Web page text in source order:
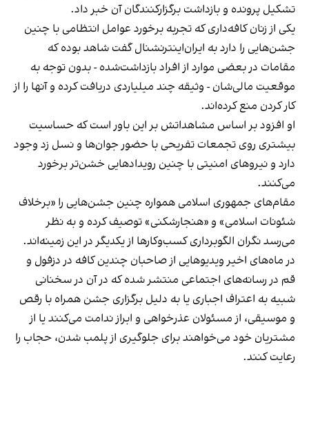
تشکیل پرونده و بازداشت برگزارکنندگان آن خبر داد.
یکی از زنان کافه‌داری که تجربه برخورد عوامل انتظامی با چنین
جشن‌هایی را دارد به ایران‌اینترنشنال گفت شاهد بوده که
مقامات در بعضی موارد از افراد بازداشت‌‌شده - بدون توجه به
موقعیت مالی‌شان - وثیقه چند میلیاردی دریافت کرده و آنها را از
کار کردن منع کرده‌اند.
او افزود بر اساس مشاهداتش بر این باور است که حساسیت
بیشتری روی تجمعات تفریحی با حضور جوان‌ها و نسل زد وجود
دارد و نیروهای امنیتی با چنین رویدادهایی خشن‌تر برخورد
می‌کنند.
مقام‌های جمهوری اسلامی همواره چنین جشن‌هایی را «برخلاف
شئونات اسلامی» و «هنجارشکنی» توصیف کرده و به نظر
می‌رسد نگران الگوبرداری کسب‌وکارها از یکدیگر در این زمینه‌اند.
در ماه‌های اخیر ویدیوهایی از صاحبان چندین کافه در دزفول و
قم در رسانه‌های اجتماعی منتشر شده که در آن در سخنانی
شبیه به اعتراف اجباری یا به دلیل برگزاری جشن همراه با رقص
و موسیقی، از مسئولان عذرخواهی و ابراز ندامت می‌کنند یا از
مشتریان خود می‌خواهند برای جلوگیری از پلمب شدن، حجاب را
رعایت کنند.